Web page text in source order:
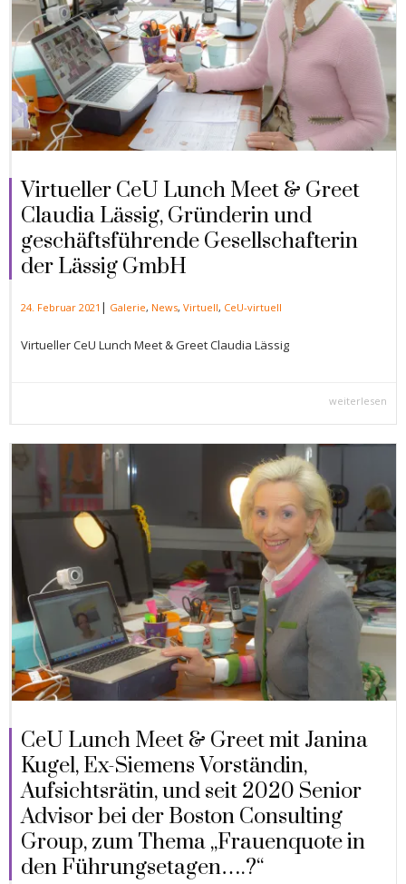
Virtueller CeU Lunch Meet & Greet
Claudia Lässig, Gründerin und
geschäftsführende Gesellschafterin
der Lässig GmbH
24. Februar 2021 | Galerie, News, Virtuell, CeU-virtuell
Virtueller CeU Lunch Meet & Greet Claudia Lässig
weiterlesen
CeU Lunch Meet & Greet mit Janina
Kugel, Ex-Siemens Vorständin,
Aufsichtsrätin, und seit 2020 Senior
Advisor bei der Boston Consulting
Group, zum Thema „Frauenquote in
den Führungsetagen….?“